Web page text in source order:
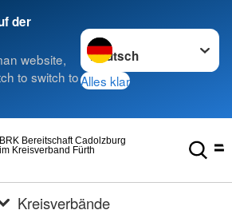
der
website,
to switch to
Sprache wechseln zu
Alles klar
im Kreisverband Fürth
BRK Bereitschaft Cadolzburg
Kreisverbände